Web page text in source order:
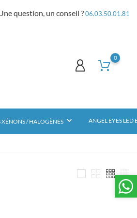
question, un conseil ?06.03.50.01.81
0
/ HALOGÈNES keyboard_arrow_down ANGEL EYES LED